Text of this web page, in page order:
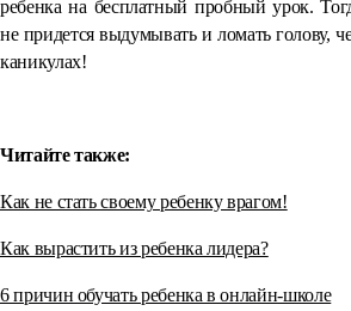
ребенка на бесплатный пробный урок.
не придется выдумывать и ломать голову,
каникулах!
Читайте также:
Как не стать своему ребенку врагом!
Как вырастить из ребенка лидера?
6 причин обучать ребенка в онлайн-школе